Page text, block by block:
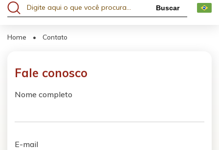
Buscar
Home • Contato
Fale conosco
Nome completo
E-mail